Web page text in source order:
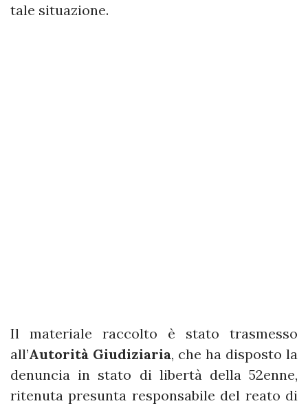
tale situazione.
Il materiale raccolto è stato trasmesso
all’Autorità Giudiziaria, che ha disposto la
denuncia in stato di libertà della 52enne,
ritenuta presunta responsabile del reato di